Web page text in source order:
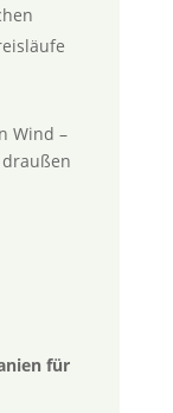
Wind –
für